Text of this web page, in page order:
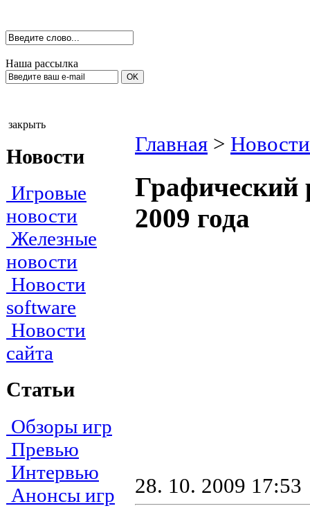
Наша рассылка
закрыть
Новости
Игровые
новости
Железные
новости
Новости
software
Новости
сайта
Статьи
Обзоры игр
Превью
Интервью
Анонсы игр
Главная >
Графический
2009 года
28. 10. 2009 17:53